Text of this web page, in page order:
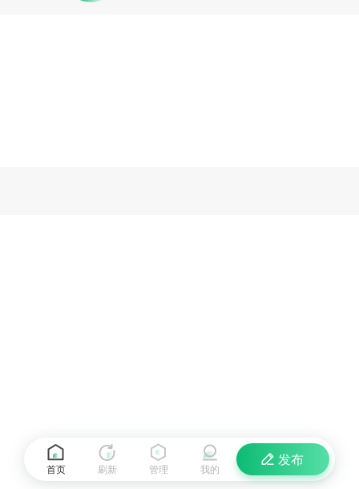
首页 刷新
发布
管理 我的